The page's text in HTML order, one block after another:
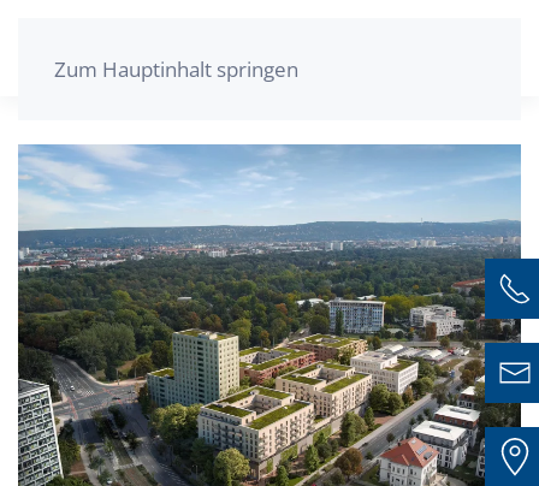
Zum Hauptinhalt springen